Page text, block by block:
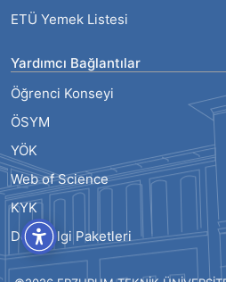
ETÜ Yemek Listesi
Yardımcı Bağlantılar
Öğrenci Konseyi
ÖSYM
YÖK
Web of Science
KYK
Ders Bilgi Paketleri